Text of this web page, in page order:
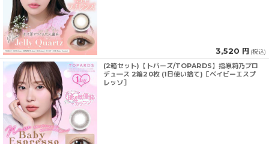
3,520 円 (税込)
(2箱セット)【トパーズ/TOPARDS】指原莉乃プロ
デュ―ス 2箱20枚 (1日使い捨て)［ベイビーエスプ
レッソ］